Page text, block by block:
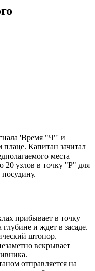
'Время "Ч"' и
Капитан зачитал
места
20 узлов в точку "Р" для
прибывает в точку
и ждет в засаде.
штопор.
вскрывает
отправляется на